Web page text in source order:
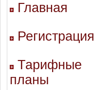
Главная
Регистрация
Тарифные
планы